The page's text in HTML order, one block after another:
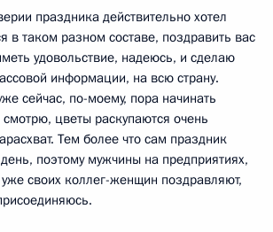
праздника действительно хотел
в таком разном составе, поздравить вас
удовольствие, надеюсь, и сделаю
информации, на всю страну.
сейчас, по-моему, пора начинать
цветы раскупаются очень
Тем более что сам праздник
поэтому мужчины на предприятиях,
своих коллег-женщин поздравляют,